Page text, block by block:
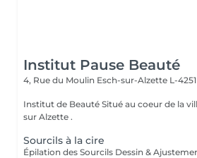
Institut Pause Beauté
4, Rue du Moulin Esch-sur-Alzette L-4251
Institut de Beauté Situé au coeur de la ville depuis 2001 à Esch
sur Alzette .
Sourcils à la cire